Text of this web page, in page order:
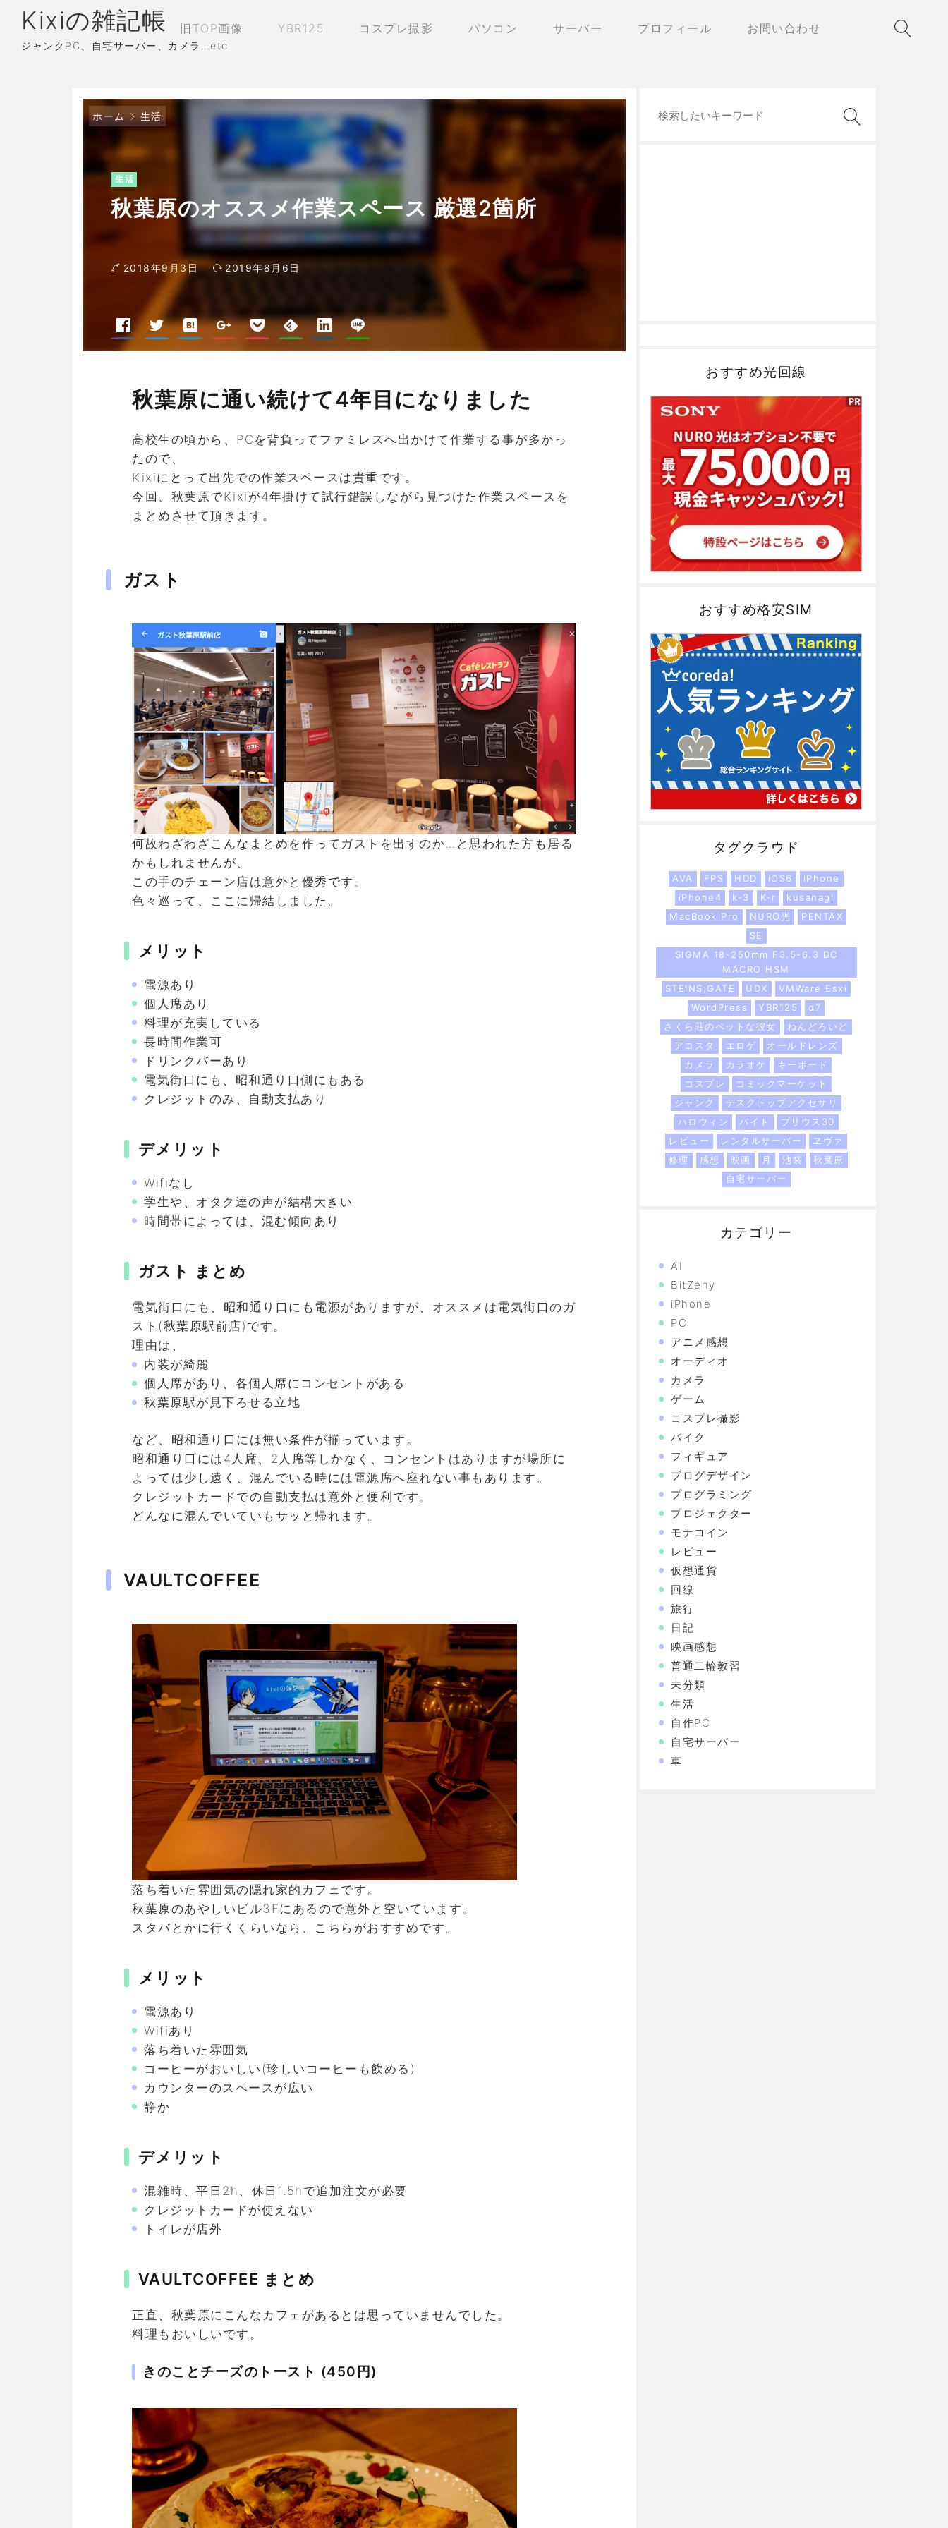
Kixiの雑記帳
ジャンクPC、自宅サーバー、カメラ…etc
旧TOP画像 YBR125 コスプレ撮影 パソコン サーバー プロフィール お問い合わせ
ホーム 生活
生活
秋葉原のオススメ作業スペース 厳選2箇所
2018年9月3日 2019年8月6日
秋葉原に通い続けて4年目になりました
高校生の頃から、PCを背負ってファミレスへ出かけて作業する事が多かっ
たので、
Kixiにとって出先での作業スペースは貴重です。
今回、秋葉原でKixiが4年掛けて試行錯誤しながら見つけた作業スペースを
まとめさせて頂きます。
ガスト
何故わざわざこんなまとめを作ってガストを出すのか…と思われた方も居る
かもしれませんが、
この手のチェーン店は意外と優秀です。
色々巡って、ここに帰結しました。
メリット
電源あり
個人席あり
料理が充実している
長時間作業可
ドリンクバーあり
電気街口にも、昭和通り口側にもある
クレジットのみ、自動支払あり
デメリット
Wifiなし
学生や、オタク達の声が結構大きい
時間帯によっては、混む傾向あり
ガスト まとめ
電気街口にも、昭和通り口にも電源がありますが、オススメは電気街口のガ
スト(秋葉原駅前店)です。
理由は、
内装が綺麗
個人席があり、各個人席にコンセントがある
秋葉原駅が見下ろせる立地
など、昭和通り口には無い条件が揃っています。
昭和通り口には4人席、2人席等しかなく、コンセントはありますが場所に
よっては少し遠く、混んでいる時には電源席へ座れない事もあります。
クレジットカードでの自動支払は意外と便利です。
どんなに混んでいていもサッと帰れます。
VAULTCOFFEE
落ち着いた雰囲気の隠れ家的カフェです。
秋葉原のあやしいビル3Fにあるので意外と空いています。
スタバとかに行くくらいなら、こちらがおすすめです。
メリット
電源あり
Wifiあり
落ち着いた雰囲気
コーヒーがおいしい(珍しいコーヒーも飲める)
カウンターのスペースが広い
静か
デメリット
混雑時、平日2h、休日1.5hで追加注文が必要
クレジットカードが使えない
トイレが店外
VAULTCOFFEE まとめ
正直、秋葉原にこんなカフェがあるとは思っていませんでした。
料理もおいしいです。
きのことチーズのトースト (450円)
おすすめ光回線
おすすめ格安SIM
タグクラウド
AVA FPS HDD iOS6
iPhone
iPhone4
k-3 K-r
kusanagi
MacBook Pro
NURO光
PENTAX
SE
SIGMA 18-250mm F3.5-6.3 DC
MACRO HSM
STEINS;GATE
UDX
VMWare Esxi
WordPress
YBR125
α7
さくら荘のペットな彼女
ねんどろいど
アコスタ
エロゲ
オールドレンズ
カメラ
カラオケ
キーボード
コスプレ
コミックマーケット
ジャンク
デスクトップアクセサリ
ハロウィン
バイト
プリウス30
レビュー
レンタルサーバー
ヱヴァ
修理
感想 映画 月 池袋
秋葉原
自宅サーバー
カテゴリー
AI
BitZeny
iPhone
PC
アニメ感想
オーディオ
カメラ
ゲーム
コスプレ撮影
バイク
フィギュア
ブログデザイン
プログラミング
プロジェクター
モナコイン
レビュー
仮想通貨
回線
旅行
日記
映画感想
普通二輪教習
未分類
生活
自作PC
自宅サーバー
車